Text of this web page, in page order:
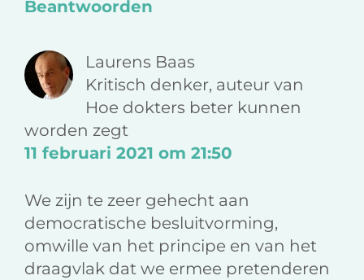
Beantwoorden
Laurens Baas
Kritisch denker, auteur van
Hoe dokters beter kunnen
worden zegt
11 februari 2021 om 21:50
We zijn te zeer gehecht aan
democratische besluitvorming,
omwille van het principe en van het
draagvlak dat we ermee pretenderen